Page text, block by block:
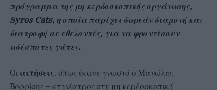
πρόγραμμα της μη κερδοσκοπικής οργάνωσης,
Syros Cats, η οποία παρέχει δωρεάν διαμονή και
διατροφή σε εθελοντές, για να φροντίσουν
αδέσποτες γάτες.
Οι αιτήσεις, όπως έκανε γνωστό ο Μανώλης
Βορρίσης – κτηνίατρος στη μη κερδοσκοπική